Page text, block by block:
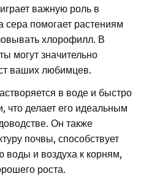
важную роль в
сера помогает растениям
хлорофилл. В
могут значительно
ваших любимцев.
в воде и быстро
что делает его идеальным
Он также
почвы, способствует
и воздуха к корням,
роста.